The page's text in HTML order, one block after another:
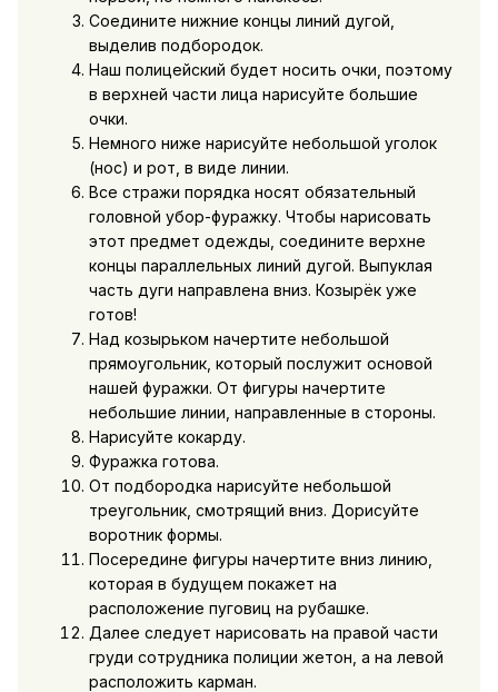
Соедините нижние концы линий дугой,
выделив подбородок.
Наш полицейский будет носить очки, поэтому
в верхней части лица нарисуйте большие
очки.
Немного ниже нарисуйте небольшой уголок
(нос) и рот, в виде линии.
Все стражи порядка носят обязательный
головной убор-фуражку. Чтобы нарисовать
этот предмет одежды, соедините верхне
концы параллельных линий дугой. Выпуклая
часть дуги направлена вниз. Козырёк уже
готов!
Над козырьком начертите небольшой
прямоугольник, который послужит основой
нашей фуражки. От фигуры начертите
небольшие линии, направленные в стороны.
Нарисуйте кокарду.
Фуражка готова.
От подбородка нарисуйте небольшой
треугольник, смотрящий вниз. Дорисуйте
воротник формы.
Посередине фигуры начертите вниз линию,
которая в будущем покажет на
расположение пуговиц на рубашке.
Далее следует нарисовать на правой части
груди сотрудника полиции жетон, а на левой
расположить карман.